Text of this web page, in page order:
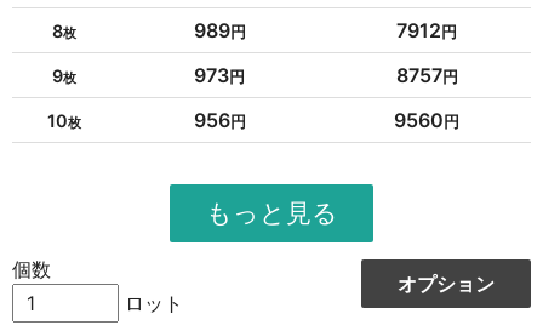
8 989 7912
9 973 8757
10 956 9560
951
12324
13216
オプション
個数
ロット